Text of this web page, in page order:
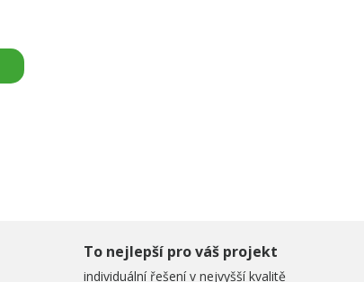
To nejlepší pro váš projekt
individuální řešení v nejvyšší kvalitě